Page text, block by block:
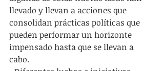
llevado y llevan a acciones que
consolidan prácticas políticas que
pueden performar un horizonte
impensado hasta que se llevan a
cabo.